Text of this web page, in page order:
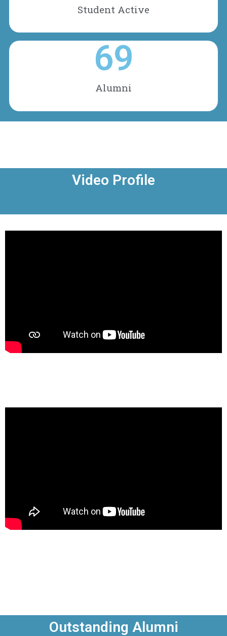
Student Active
69
Alumni
Video Profile
Outstanding Alumni